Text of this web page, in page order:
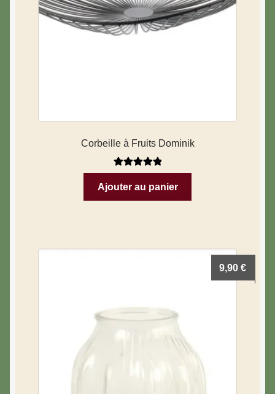
Corbeille à Fruits Dominik
Note5.00sur
5
Ajouter au panier
9,90€